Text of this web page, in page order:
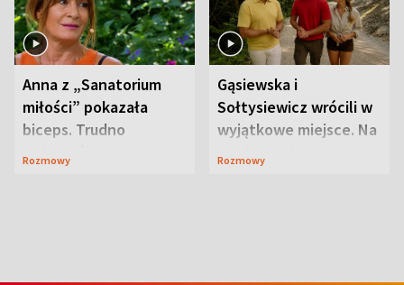
Anna z „Sanatorium
miłości” pokazała
biceps. Trudno
uwierzyć, co przeszła
Rozmowy
Gąsiewska i
Sołtysiewicz wrócili w
wyjątkowe miejsce. Na
szlaku czekał
Rozmowy